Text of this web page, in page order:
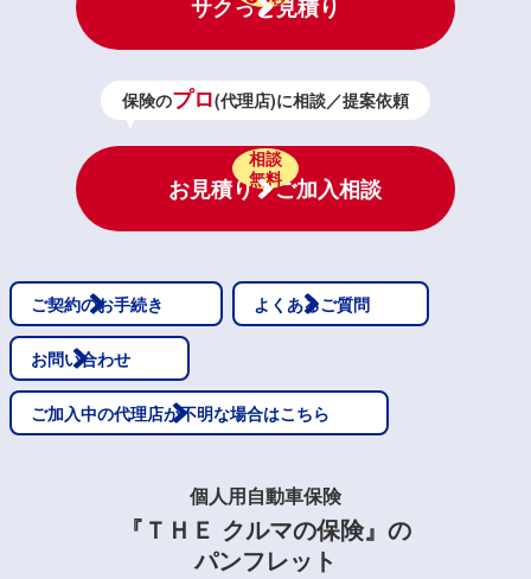
サクっと見積り
保険のプロ(代理店)に相談／提案依頼
相談
無料
お見積り・ご加入相談
ご契約のお手続き よくあるご質問
お問い合わせ
ご加入中の代理店が不明な場合はこちら
個人用自動車保険
『ＴＨＥ クルマの保険』の
パンフレット